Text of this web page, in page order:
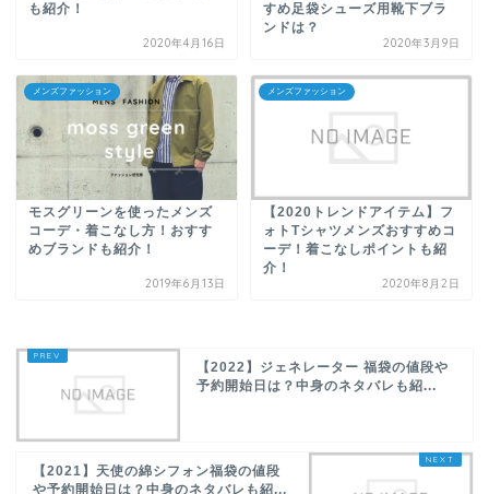
も紹介！
2020年4月16日
すめ足袋シューズ用靴下ブラ
ンドは？
2020年3月9日
メンズファッション
モスグリーンを使ったメンズ
コーデ・着こなし方！おすす
めブランドも紹介！
2019年6月13日
メンズファッション
【2020トレンドアイテム】フ
ォトTシャツメンズおすすめコ
ーデ！着こなしポイントも紹
介！
2020年8月2日
【2022】ジェネレーター 福袋の値段や
予約開始日は？中身のネタバレも紹...
【2021】天使の綿シフォン福袋の値段
や予約開始日は？中身のネタバレも紹...